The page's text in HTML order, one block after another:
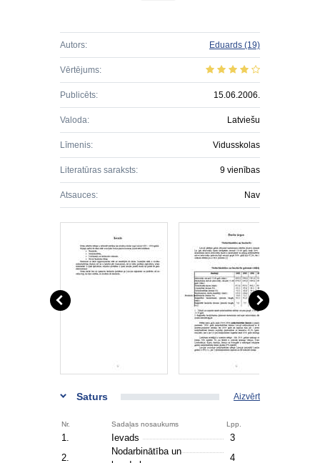
Autors: Eduards (19)
Vērtējums:
Publicēts: 15.06.2006.
Valoda: Latviešu
Līmenis: Vidusskolas
Literatūras saraksts: 9 vienības
Atsauces: Nav
Saturs Aizvērt
Nr. Sadaļas nosaukums Lpp.
1. Ievads
3
2.
Nodarbinātība un
4